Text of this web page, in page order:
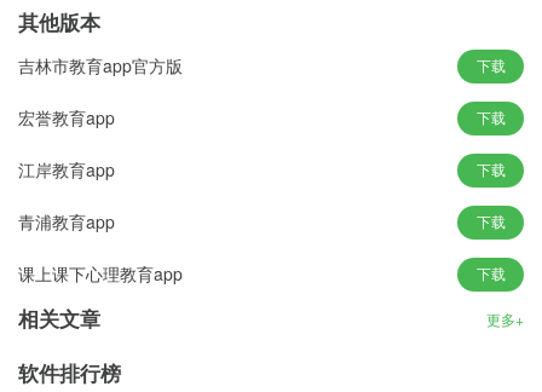
3：“和宝贝”幼教云平台是中国移动“和教育”的学前教育开放平台。
软件特色：
：提供孩子班级学习情况以及家庭教育方法。
老师：提供教学资源，包括教案、课件、习题，协助教师进行备授
课；通过题库，按照科目、知识点、年级、试题在线布置作业，协
助教师完成教学计划。
学生：学生选择学校学科频道，自主学习推荐视频资源，完成随堂
练习，并利用测试试卷（包括详细解析)进行自学自测，明确学习重
点。
软件优点
合力，使教育能量最大化，帮助孩子健康成长
其他版本
吉林市教育app官方版 下载
宏誉教育app 下载
江岸教育app 下载
青浦教育app 下载
课上课下心理教育app 下载
相关文章 更多+
软件排行榜